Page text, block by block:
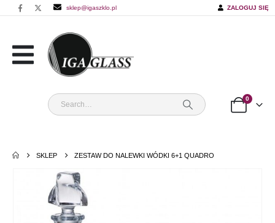
sklep@igaszklo.pl ZALOGUJ SIĘ
0
SKLEP ZESTAW DO NALEWKI WÓDKI 6+1 QUADRO